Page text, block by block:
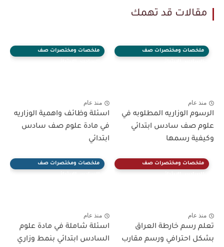
مقالات قد تهمك
ملخصات ومختصرات صف
منذ عام
الرسوم الوزاريه المطلوبه في
علوم صف سادس ابتدائي
وكيفية رسمها
ملخصات ومختصرات صف
منذ عام
اسئلة وظائف واهمية الوزاريه
في مادة علوم صف سادس
ابتدائي
ملخصات ومختصرات صف
منذ عام
تعلم رسم خارطة العراق
بشكل احترافي ورسم مقارب
ملخصات ومختصرات صف
منذ عام
اسئلة شاملة في مادة علوم
السادس ابتدائي بنمط وزاري